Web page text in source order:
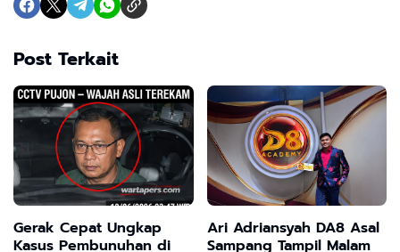
Post Terkait
Gerak Cepat Ungkap
Kasus Pembunuhan di
Ari Adriansyah DA8 Asal
Sampang Tampil Malam